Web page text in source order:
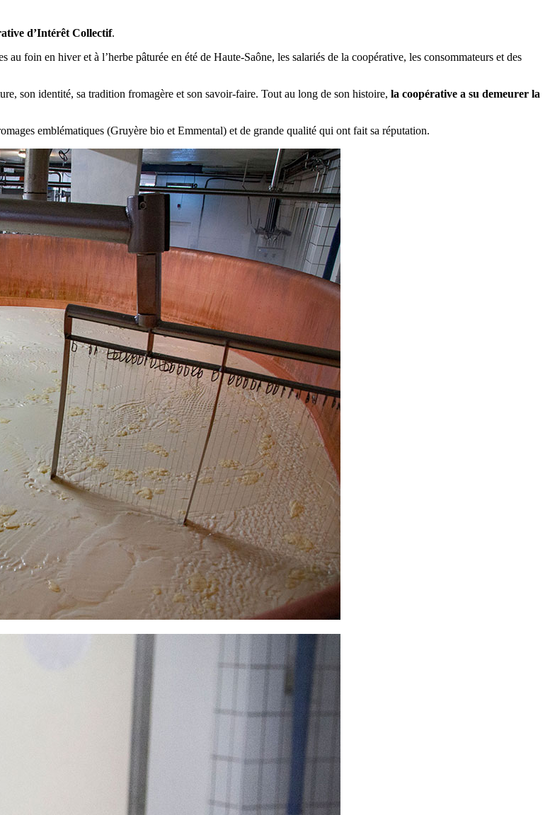
d’Intérêt Collectif.
foin en hiver et à l’herbe pâturée en été de Haute-Saône, les salariés de la coopérative, les consommateurs et des
son identité, sa tradition fromagère et son savoir-faire. Tout au long de son histoire, la coopérative a su demeurer la
emblématiques (Gruyère bio et Emmental) et de grande qualité qui ont fait sa réputation.